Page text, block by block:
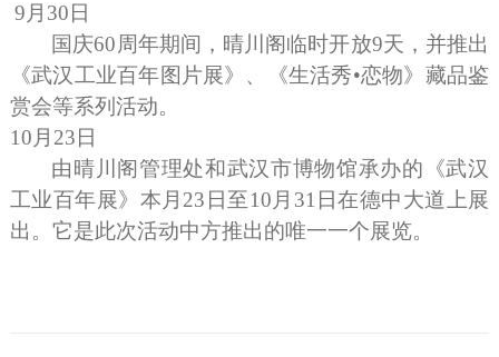
9 月 30 日
国庆60周年期间，晴川阁临时开放9天，并推出
《武汉工业百年图片展》、《生活秀•恋物》藏品鉴
赏会等系列活动。
10 月 23 日
由晴川阁管理处和武汉市博物馆承办的《武汉
工业百年展》本月 23 日至10 月 31 日在德中大道上展
出。它是此次活动中方推出的唯一一个展览。